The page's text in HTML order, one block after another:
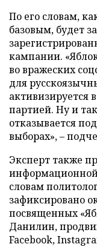
По его словам,
базовым, будет
кампании.
во вражеских
для
активизируется
партией. Ну и
отказывается
выборах», –
Эксперт также
словам
зафиксировано
посвященных
Данилин,
Facebook,